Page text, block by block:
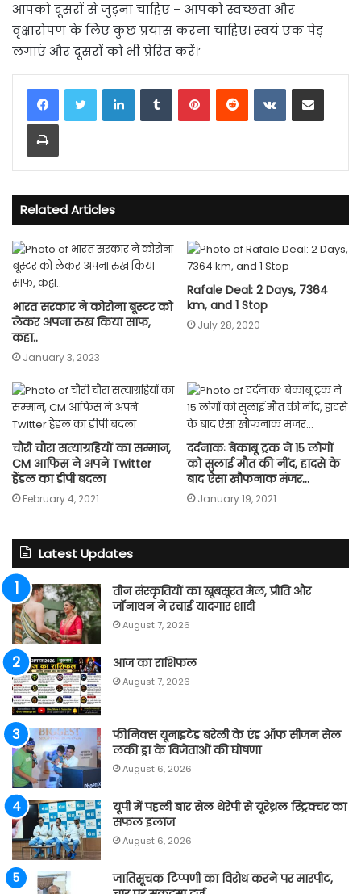
आपको दूसरों से जुड़ना चाहिए – आपको स्वच्छता और
वृक्षारोपण के लिए कुछ प्रयास करना चाहिए। स्वयं एक पेड़
लगाएं और दूसरों को भी प्रेरित करें।’
LinkedInTumblrPinterestReddit VKontakteShare via Email
Print
Related Articles
भारत सरकार ने कोरोना बूस्टर को
लेकर अपना रुख किया साफ,
कहा..
January 3, 2023
Rafale Deal: 2 Days, 7364
km, and 1 Stop
July 28, 2020
चौरी चौरा सत्‍याग्रहियों का सम्‍मान,
CM आफिस ने अपने Twitter
हैंडल का डीपी बदला
February 4, 2021
दर्दनाकः बेकाबू ट्रक ने 15 लोगों
को सुलाई मौत की नींद, हादसे के
बाद ऐसा खौफनाक मंजर…
January 19, 2021
Latest Updates
तीन संस्कृतियों का खूबसूरत मेल, प्रीति और
जॉनाथन ने रचाई यादगार शादी
August 7, 2026
आज का राशिफल
August 7, 2026
फीनिक्स यूनाइटेड बरेली के एंड ऑफ सीजन सेल
लकी ड्रा के विजेताओं की घोषणा
August 6, 2026
यूपी में पहली बार सेल थेरेपी से यूरेथ्रल स्ट्रिक्चर का
सफल इलाज
August 6, 2026
जातिसूचक टिप्पणी का विरोध करने पर मारपीट,